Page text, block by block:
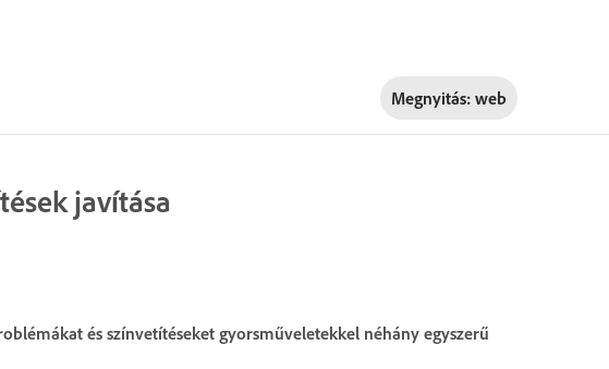
Megnyitás: web
javítása
és színvetítéseket gyorsműveletekkel néhány egyszerű